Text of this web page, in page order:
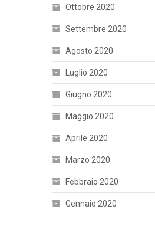
Ottobre 2020
Settembre 2020
Agosto 2020
Luglio 2020
Giugno 2020
Maggio 2020
Aprile 2020
Marzo 2020
Febbraio 2020
Gennaio 2020